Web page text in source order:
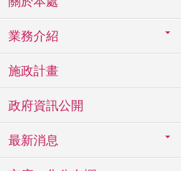
業務介紹
施政計畫
政府資訊公開
最新消息